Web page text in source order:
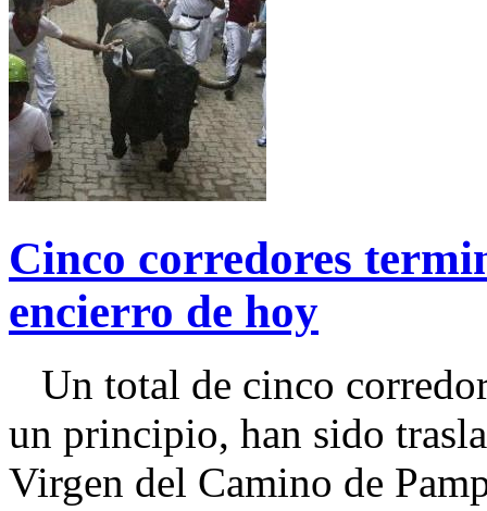
Cinco corredores
encierro de hoy
Un total de cinco
un principio, han sido
Virgen del Camino de